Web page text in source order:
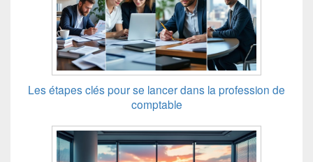
Les étapes clés pour se lancer dans la profession de
comptable